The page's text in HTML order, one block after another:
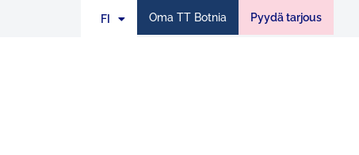
FI
EN Oma TT Botnia Pyydä tarjous